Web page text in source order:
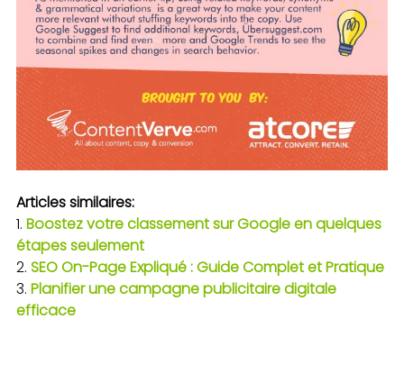
Articles similaires:
Boostez votre classement sur Google en quelques
étapes seulement
SEO On-Page Expliqué : Guide Complet et Pratique
Planifier une campagne publicitaire digitale
efficace